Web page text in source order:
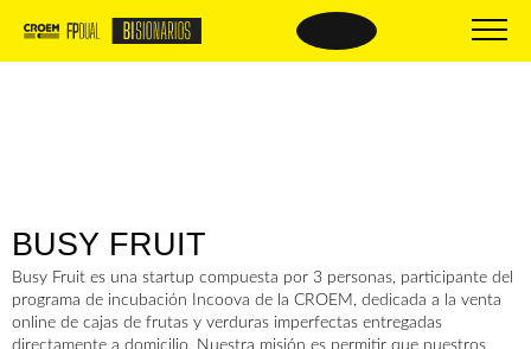
Oferta formativa
Material de interés
Trámites y documentación
PREGUNTAS
FRECUENTES
BUSY FRUIT
Busy Fruit es una startup compuesta por 3 personas, participante del
programa de incubación Incoova de la CROEM, dedicada a la venta
online de cajas de frutas y verduras imperfectas entregadas
directamente a domicilio. Nuestra misión es permitir que nuestros